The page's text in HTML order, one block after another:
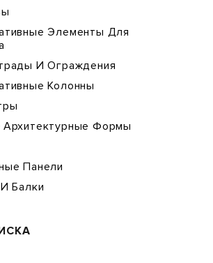
Элементы Для
И Ограждения
Колонны
Формы
Панели
Балки